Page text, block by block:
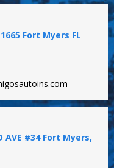
Fort Myers FL
AVE #34 Fort Myers,